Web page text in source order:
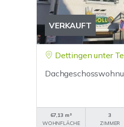
VERKAUFT
Dettingen unter
67,13 m²
WOHNFLÄCHE
3
ZIMMER